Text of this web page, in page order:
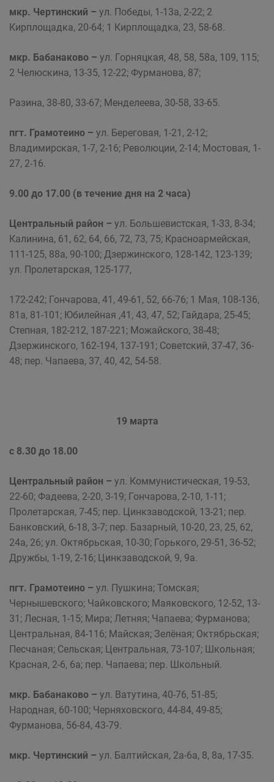
мкр. Чертинский – ул. Победы, 1-13а, 2-22; 2
Кирплощадка, 20-64; 1 Кирплощадка, 23, 58-68.
мкр. Бабанаково – ул. Горняцкая, 48, 58, 58а, 109, 115;
2 Челюскина, 13-35, 12-22; Фурманова, 87;
Разина, 38-80, 33-67; Менделеева, 30-58, 33-65.
пгт. Грамотеино – ул. Береговая, 1-21, 2-12;
Владимирская, 1-7, 2-16; Революции, 2-14; Мостовая, 1-
27, 2-16.
9.00 до 17.00 (в течение дня на 2 часа)
Центральный район – ул. Большевистская, 1-33, 8-34;
Калинина, 61, 62, 64, 66, 72, 73, 75; Красноармейская,
111-125, 88а, 90-100; Дзержинского, 128-142, 123-139;
ул. Пролетарская, 125-177,
172-242; Гончарова, 41, 49-61, 52, 66-76; 1 Мая, 108-136,
81а, 81-101; Юбилейная ,41, 43, 47, 52; Гайдара, 25-45;
Степная, 182-212, 187-221; Можайского, 38-48;
Дзержинского, 162-194, 137-191; Советский, 37-47, 36-
48; пер. Чапаева, 37, 40, 42, 54-58.
19 марта
с 8.30 до 18.00
Центральный район – ул. Коммунистическая, 19-53,
22-60; Фадеева, 2-20, 3-19; Гончарова, 2-10, 1-11;
Пролетарская, 7-45; пер. Цинкзаводской, 13-21; пер.
Банковский, 6-18, 3-7; пер. Базарный, 10-20, 23, 25, 62,
24а, 26; ул. Октябрьская, 10-30; Горького, 29-51, 36-52;
Дружбы, 1-19, 2-16; Цинкзаводской, 9, 9а.
пгт. Грамотеино – ул. Пушкина; Томская;
Чернышевского; Чайковского; Маяковского, 12-52, 13-
31; Лесная, 1-15; Мира; Летняя; Чапаева; Фурманова;
Центральная, 84-116; Майская; Зелёная; Октябрьская;
Песчаная; Сельская; Центральная, 73-107; Школьная;
Красная, 2-6, 6а; пер. Чапаева; пер. Школьный.
мкр. Бабанаково – ул. Ватутина, 40-76, 51-85;
Народная, 60-100; Черняховского, 44-84, 49-85;
Фурманова, 56-84, 43-79.
мкр. Чертинский – ул. Балтийская, 2а-6а, 8, 8а, 17-35.